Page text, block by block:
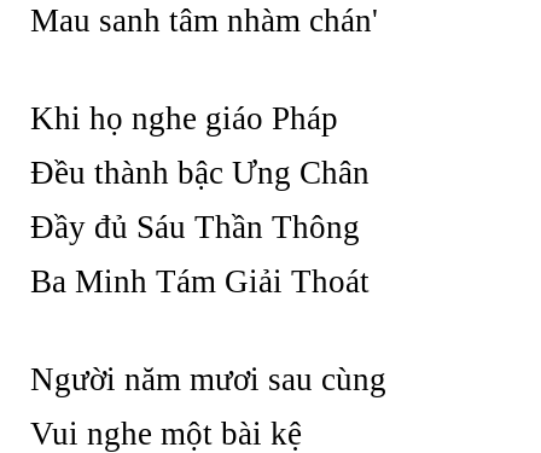
Mau sanh tâm nhàm chán'
Khi họ nghe giáo Pháp
Đều thành bậc Ưng Chân
Đầy đủ Sáu Thần Thông
Ba Minh Tám Giải Thoát
Người năm mươi sau cùng
Vui nghe một bài kệ